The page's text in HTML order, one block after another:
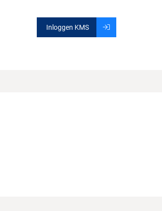
Inloggen KMS